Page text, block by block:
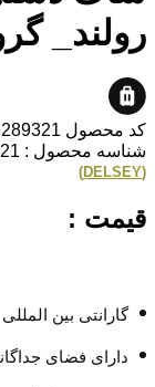
رولند_
کد محصول 3289321
شناسه محصول :
قیمت :
گارانتی بین المللی
دارای فضای